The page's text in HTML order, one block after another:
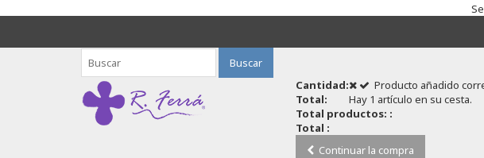
Buscar
Producto añadido
Cantidad:
Total:
Hay 1 artículo en su cesta.
Total productos: :
Total :
Continuar la compra